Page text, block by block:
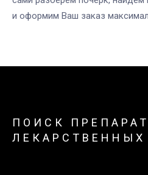
и оформим Ваш заказ
ПОИСК
ЛЕКАРСТВЕННЫХ